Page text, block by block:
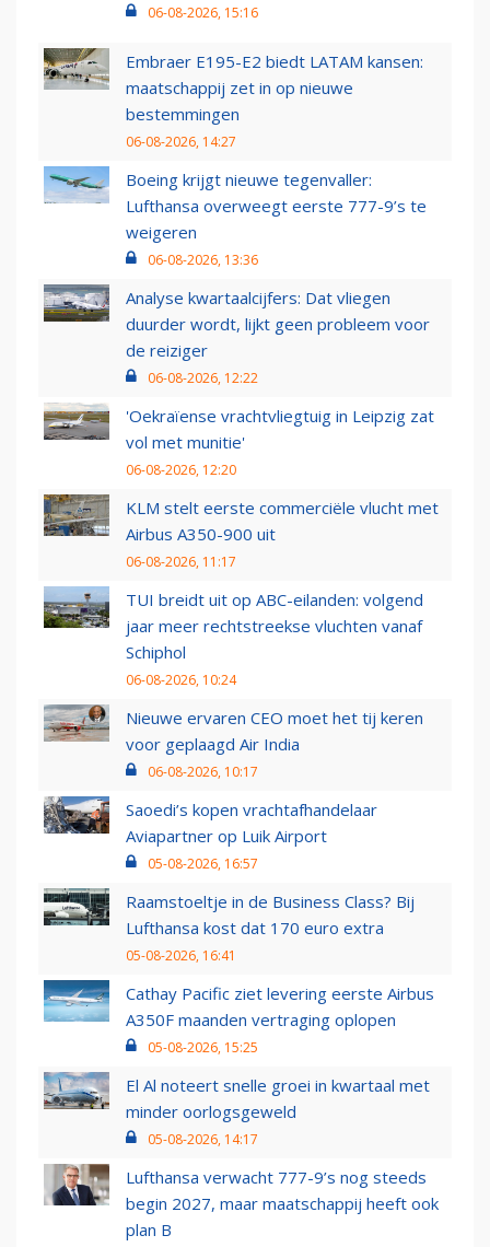
06-08-2026, 15:16
Embraer E195-E2 biedt LATAM kansen:
maatschappij zet in op nieuwe
bestemmingen
06-08-2026, 14:27
Boeing krijgt nieuwe tegenvaller:
Lufthansa overweegt eerste 777-9’s te
weigeren
06-08-2026, 13:36
Analyse kwartaalcijfers: Dat vliegen
duurder wordt, lijkt geen probleem voor
de reiziger
06-08-2026, 12:22
'Oekraïense vrachtvliegtuig in Leipzig zat
vol met munitie'
06-08-2026, 12:20
KLM stelt eerste commerciële vlucht met
Airbus A350-900 uit
06-08-2026, 11:17
TUI breidt uit op ABC-eilanden: volgend
jaar meer rechtstreekse vluchten vanaf
Schiphol
06-08-2026, 10:24
Nieuwe ervaren CEO moet het tij keren
voor geplaagd Air India
06-08-2026, 10:17
Saoedi’s kopen vrachtafhandelaar
Aviapartner op Luik Airport
05-08-2026, 16:57
Raamstoeltje in de Business Class? Bij
Lufthansa kost dat 170 euro extra
05-08-2026, 16:41
Cathay Pacific ziet levering eerste Airbus
A350F maanden vertraging oplopen
05-08-2026, 15:25
El Al noteert snelle groei in kwartaal met
minder oorlogsgeweld
05-08-2026, 14:17
Lufthansa verwacht 777-9’s nog steeds
begin 2027, maar maatschappij heeft ook
plan B